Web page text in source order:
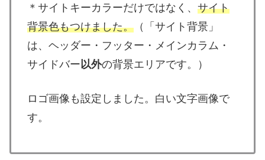
＊サイトキーカラーだけではなく、 サイト
背景色もつけました。 （「サイト背景」
は、ヘッダー・フッター・メインカラム・
サイドバー以外の背景エリアです。）
ロゴ画像も設定しました。白い文字画像で
す。